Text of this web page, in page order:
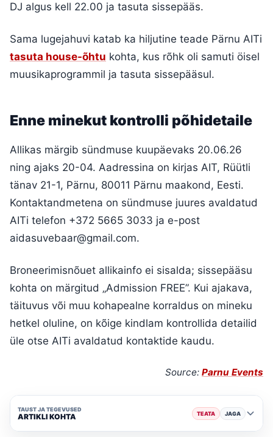
DJ algus kell 22.00 ja tasuta sissepääs.
Sama lugejahuvi katab ka hiljutine teade Pärnu AITi
tasuta house-õhtu kohta, kus rõhk oli samuti öisel
muusikaprogrammil ja tasuta sissepääsul.
Enne minekut kontrolli põhidetaile
Allikas märgib sündmuse kuupäevaks 20.06.26
ning ajaks 20-04. Aadressina on kirjas AIT, Rüütli
tänav 21-1, Pärnu, 80011 Pärnu maakond, Eesti.
Kontaktandmetena on sündmuse juures avaldatud
AITi telefon +372 5665 3033 ja e-post
aidasuvebaar@gmail.com.
Broneerimisnõuet allikainfo ei sisalda; sissepääsu
kohta on märgitud „Admission FREE”. Kui ajakava,
täituvus või muu kohapealne korraldus on mineku
hetkel oluline, on kõige kindlam kontrollida detailid
üle otse AITi avaldatud kontaktide kaudu.
Source: Parnu Events
TAUST JA TEGEVUSED
ARTIKLI KOHTA TEATA JAGA